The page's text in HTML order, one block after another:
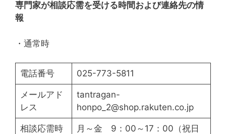
専門家が相談応需を受ける時間および連絡先の情
報
・通常時
電話番号 025-773-5811
メールアド
レス
tantragan-
honpo_2@shop.rakuten.co.jp
相談応需時
月～金 9：00～17：00（祝日